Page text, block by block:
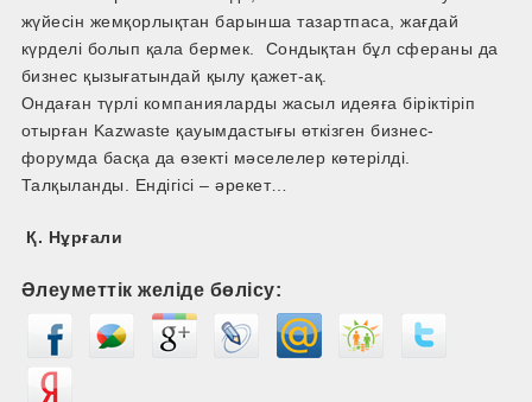
жүйесін жемқорлықтан барынша тазартпаса, жағдай
күрделі болып қала бермек. Сондықтан бұл сфераны да
бизнес қызығатындай қылу қажет-ақ.
Ондаған түрлі компанияларды жасыл идеяға біріктіріп
отырған Kazwaste қауымдастығы өткізген бизнес-
форумда басқа да өзекті мәселелер көтерілді.
Талқыланды. Ендігісі – әрекет…
Қ. Нұрғали
Әлеуметтік желіде бөлісу: